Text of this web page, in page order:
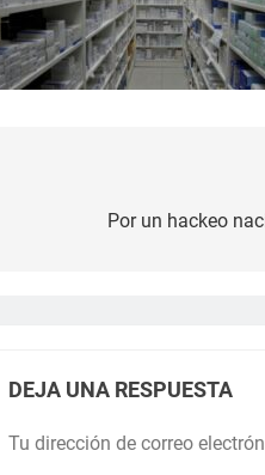
Por un hackeo
DEJA UNA RESPUESTA
Tu dirección de correo